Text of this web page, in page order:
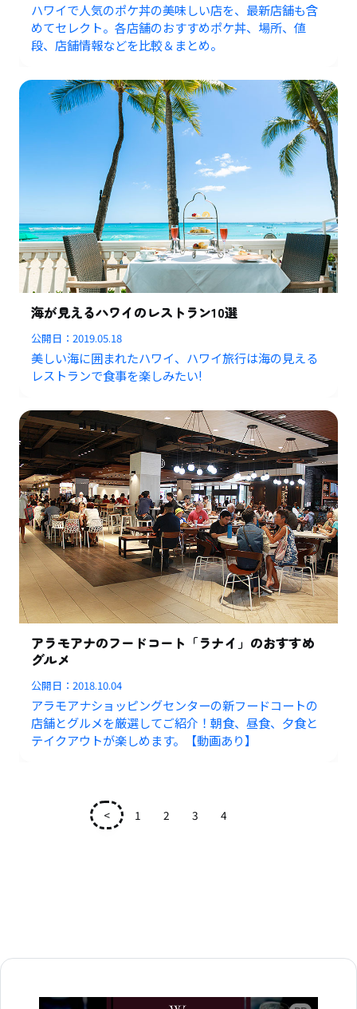
ハワイで人気のポケ丼の美味しい店を、最新店舗も含
めてセレクト。各店舗のおすすめポケ丼、場所、値
段、店舗情報などを比較＆まとめ。
海が見えるハワイのレストラン10選
公開日：2019.05.18
美しい海に囲まれたハワイ、ハワイ旅行は海の見える
レストランで食事を楽しみたい!
アラモアナのフードコート「ラナイ」のおすすめ
グルメ
公開日：2018.10.04
アラモアナショッピングセンターの新フードコートの
店舗とグルメを厳選してご紹介！朝食、昼食、夕食と
テイクアウトが楽しめます。【動画あり】
< 1 2 3 4